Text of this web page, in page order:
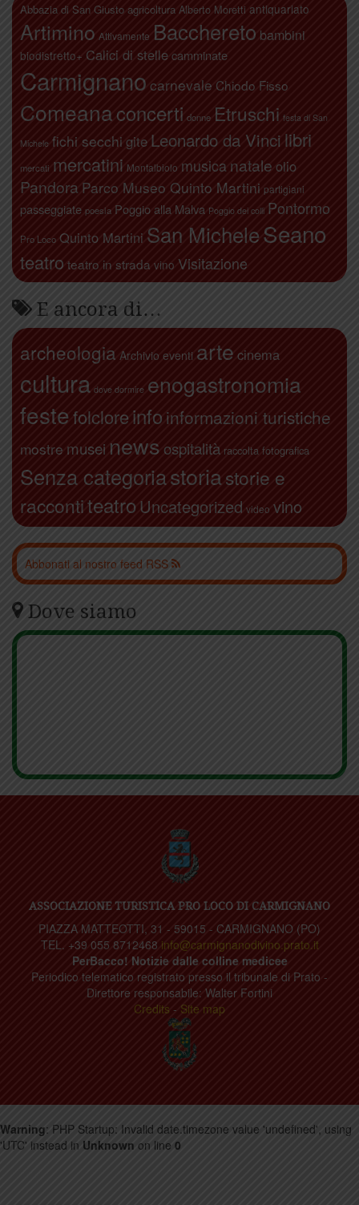
Abbazia di San Giusto agricoltura Alberto Moretti antiquariato
Artimino Attivamente Bacchereto bambini
biodistretto+ Calici di stellecamminate
Carmignano carnevale Chiodo Fisso
Comeanaconcerti donne Etruschi festa di San
Michele fichi secchi gite Leonardo da Vinci libri
mercati mercatini Montalbiolo musica natale olio
Pandora Parco Museo Quinto Martini partigiani
passeggiate poesia Poggio alla Malva Poggio dei colli Pontormo
Pro Loco Quinto Martini San MicheleSeano
teatro teatro in strada vino Visitazione
E ancora di…
archeologia Archivio eventi arte cinema
cultura dove dormire enogastronomia
festefolcloreinfo informazioni turistiche
mostre musei news ospitalità raccolta fotografica
Senza categoriastoriastorie e
raccontiteatro Uncategorized video vino
Abbonati al nostro feed RSS
Dove siamo
ASSOCIAZIONE TURISTICA PRO LOCO DI CARMIGNANO
PIAZZA MATTEOTTI, 31 - 59015 - CARMIGNANO (PO)
TEL. +39 055 8712468 info@carmignanodivino.prato.it
PerBacco! Notizie dalle colline medicee
Periodico telematico registrato presso il tribunale di Prato -
Direttore responsabile: Walter Fortini
Credits - Site map
Warning: PHP Startup: Invalid date.timezone value 'undefined', using
'UTC' instead in Unknown on line 0